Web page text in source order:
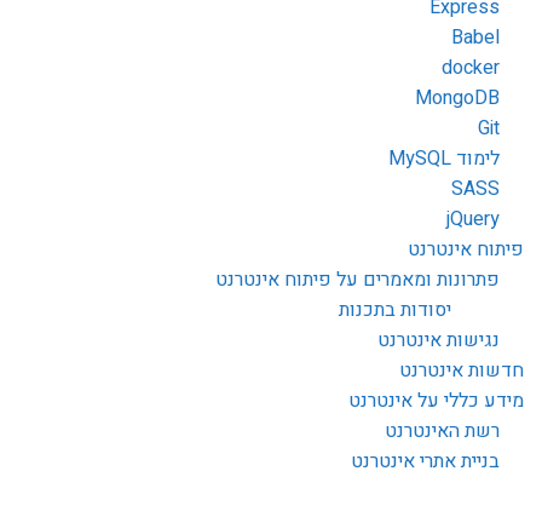
Express
Babel
docker
MongoDB
Git
לימוד MySQL
SASS
jQuery
פיתוח אינטרנט
פתרונות ומאמרים על פיתוח אינטרנט
יסודות בתכנות
נגישות אינטרנט
חדשות אינטרנט
מידע כללי על אינטרנט
רשת האינטרנט
בניית אתרי אינטרנט